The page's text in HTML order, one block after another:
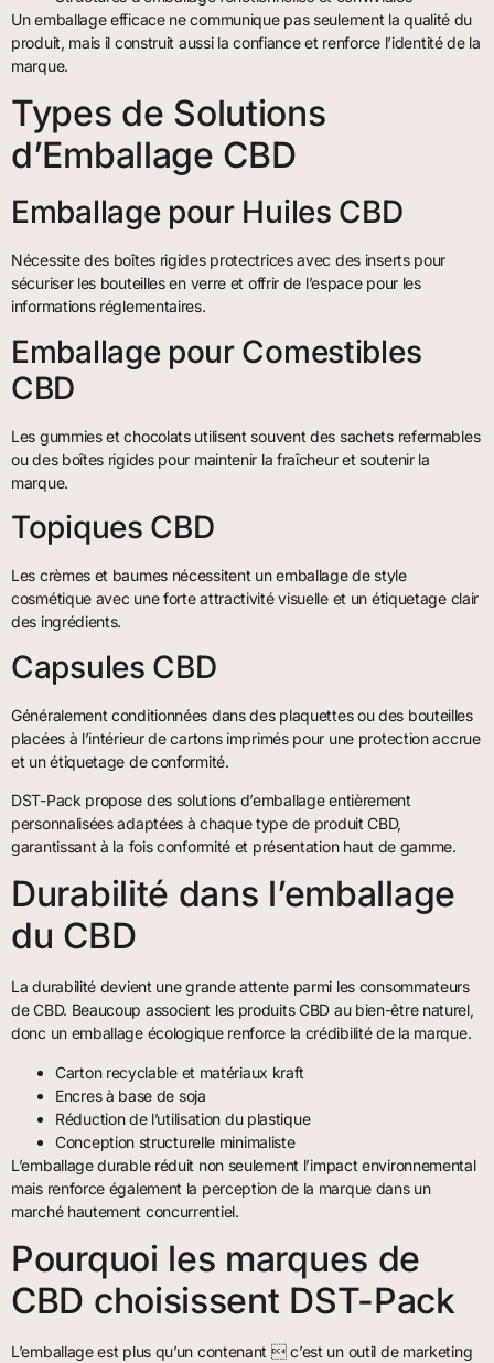
Un emballage efficace ne communique pas seulement la qualité du
produit, mais il construit aussi la confiance et renforce l’identité de la
marque.
Types de Solutions
d’Emballage CBD
Emballage pour Huiles CBD
Nécessite des boîtes rigides protectrices avec des inserts pour
sécuriser les bouteilles en verre et offrir de l’espace pour les
informations réglementaires.
Emballage pour Comestibles
CBD
Les gummies et chocolats utilisent souvent des sachets refermables
ou des boîtes rigides pour maintenir la fraîcheur et soutenir la
marque.
Topiques CBD
Les crèmes et baumes nécessitent un emballage de style
cosmétique avec une forte attractivité visuelle et un étiquetage clair
des ingrédients.
Capsules CBD
Généralement conditionnées dans des plaquettes ou des bouteilles
placées à l’intérieur de cartons imprimés pour une protection accrue
et un étiquetage de conformité.
DST-Pack propose des solutions d’emballage entièrement
personnalisées adaptées à chaque type de produit CBD,
garantissant à la fois conformité et présentation haut de gamme.
Durabilité dans l’emballage
du CBD
La durabilité devient une grande attente parmi les consommateurs
de CBD. Beaucoup associent les produits CBD au bien-être naturel,
donc un emballage écologique renforce la crédibilité de la marque.
Carton recyclable et matériaux kraft
Encres à base de soja
Réduction de l’utilisation du plastique
Conception structurelle minimaliste
L’emballage durable réduit non seulement l’impact environnemental
mais renforce également la perception de la marque dans un
marché hautement concurrentiel.
Pourquoi les marques de
CBD choisissent DST-Pack
L’emballage est plus qu’un contenant  c’est un outil de marketing